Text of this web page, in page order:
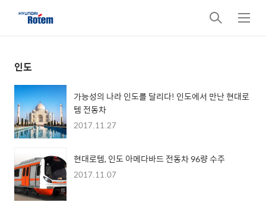
검
색
메
뉴
인도
가능성의 나라 인도를 달리다! 인도에서 만난 현대로
템 전동차
2017.11.27
현대로템, 인도 아메다바드 전동차 96량 수주
2017.11.07